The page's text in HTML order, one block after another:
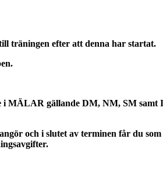
träningen efter att denna har startat.
i MÄLAR gällande DM, NM, SM
och i slutet av terminen får du